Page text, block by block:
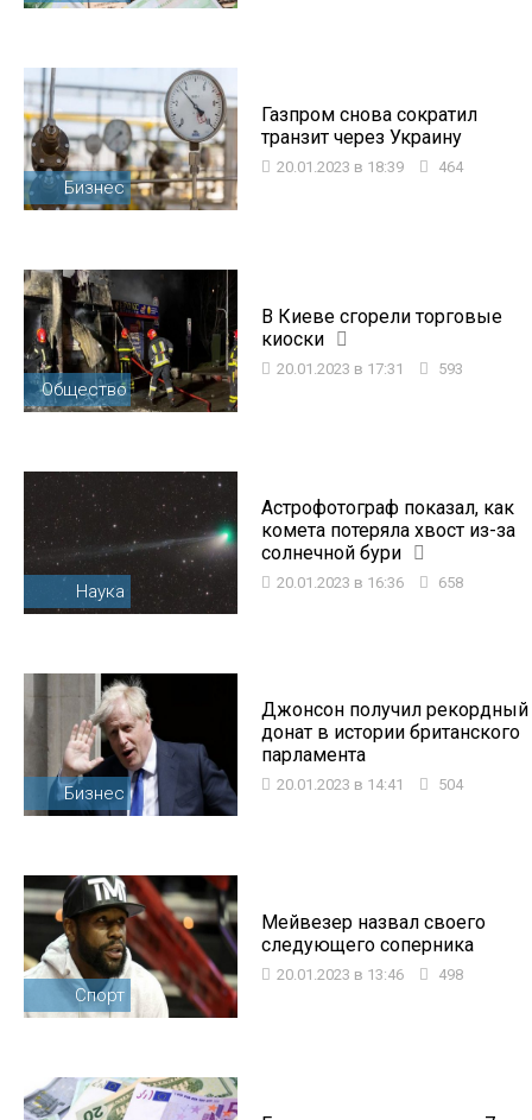
Бизнес
Газпром снова сократил
транзит через Украину
20.01.2023 в 18:39 464
Общество
В Киеве сгорели торговые
киоски
20.01.2023 в 17:31 593
Наука
Астрофотограф показал, как
комета потеряла хвост из-за
солнечной бури
20.01.2023 в 16:36 658
Бизнес
Джонсон получил рекордный
донат в истории британского
парламента
20.01.2023 в 14:41 504
Спорт
Мейвезер назвал своего
следующего соперника
20.01.2023 в 13:46 498